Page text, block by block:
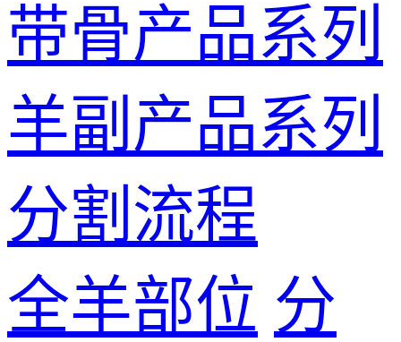
带骨产品系列
羊副产品系列
分割流程
全羊部位 分